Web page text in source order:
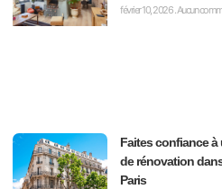
février 10, 2026Aucun
Faites confiance
de rénovation
Paris